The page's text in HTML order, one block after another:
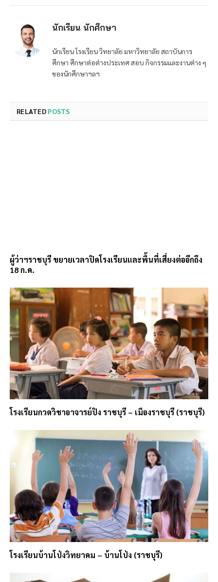
นักเรียน นักศึกษา
นักเรียน โรงเรียน วิทยาลัย มหาวิทยาลัย สถาบันการ
ศึกษา ศึกษาต่อต่างประเทศ สอบ กิจกรรมและงานต่าง ๆ
ของนักศึกษาฯลฯ
RELATED POSTS
ผู้ว่าฯราชบุรี ขยายเวลาปิดโรงเรียนและพื้นที่เสี่ยงต่ออีกถึง
18 ก.ค.
โรงเรียนกวดวิชาอาจารย์ปิง ราชบุรี – เมืองราชบุรี (ราชบุรี)
โรงเรียนบ้านโป่งวิทยาคม – บ้านโป่ง (ราชบุรี)